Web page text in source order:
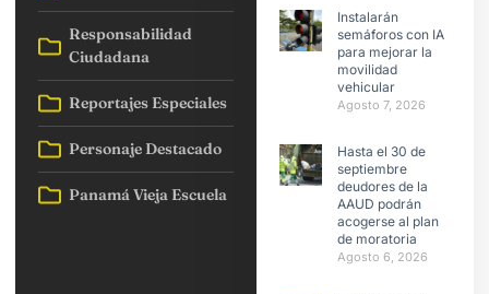
Responsabilidad
Ciudadana
Reportajes Especiales
Personaje Destacado
Panamá Vieja Escuela
Instalarán
semáforos con IA
para mejorar la
movilidad
vehicular
Agosto 7, 2026
Hasta el 30 de
septiembre
deudores de la
AAUD podrán
acogerse al plan
de moratoria
Agosto 6, 2026